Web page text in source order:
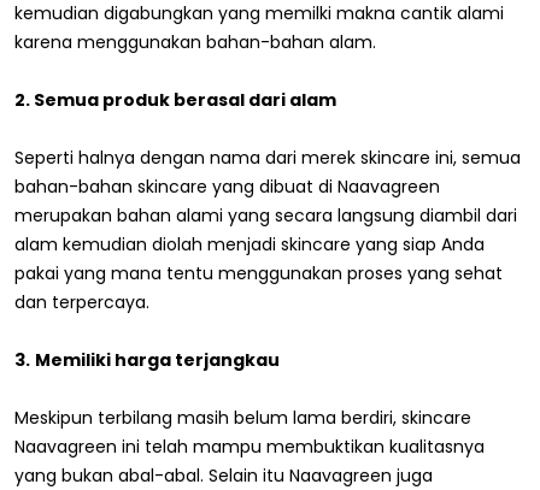
kemudian digabungkan yang memilki makna cantik alami
karena menggunakan bahan-bahan alam.
2. Semua produk berasal dari alam
Seperti halnya dengan nama dari merek skincare ini, semua
bahan-bahan skincare yang dibuat di Naavagreen
merupakan bahan alami yang secara langsung diambil dari
alam kemudian diolah menjadi skincare yang siap Anda
pakai yang mana tentu menggunakan proses yang sehat
dan terpercaya.
3. Memiliki harga terjangkau
Meskipun terbilang masih belum lama berdiri, skincare
Naavagreen ini telah mampu membuktikan kualitasnya
yang bukan abal-abal. Selain itu Naavagreen juga